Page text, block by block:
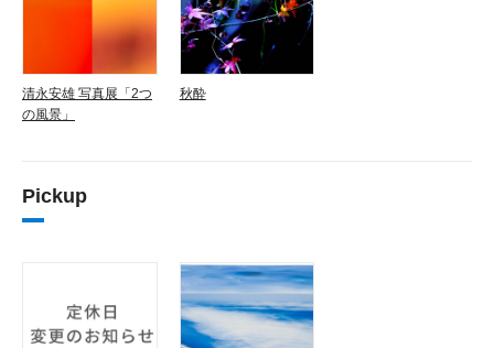
清永安雄 写真展「2つ
の風景」
秋酔
Pickup